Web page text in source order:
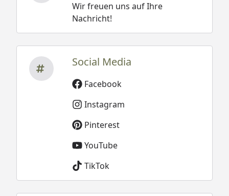
Wir freuen uns auf Ihre
Nachricht!
Social Media
Facebook
Instagram
Pinterest
YouTube
TikTok